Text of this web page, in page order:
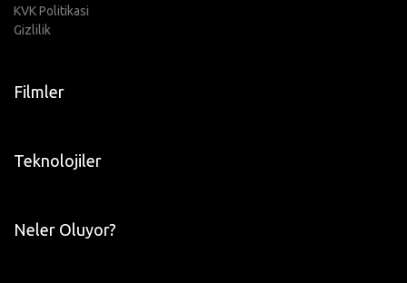
KVK Politikasi
Gizlilik
Filmler
Teknolojiler
Neler Oluyor?